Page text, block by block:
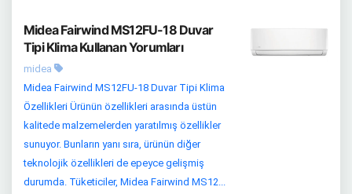
Midea Fairwind MS12FU-18 Duvar
Tipi Klima Kullanan Yorumları
midea
Midea Fairwind MS12FU-18 Duvar Tipi Klima
Özellikleri Ürünün özellikleri arasında üstün
kalitede malzemelerden yaratılmış özellikler
sunuyor. Bunların yanı sıra, ürünün diğer
teknolojik özellikleri de epeyce gelişmiş
durumda. Tüketiciler, Midea Fairwind MS12...